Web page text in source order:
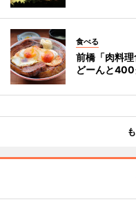
食べる
前橋「肉料
どーんと400